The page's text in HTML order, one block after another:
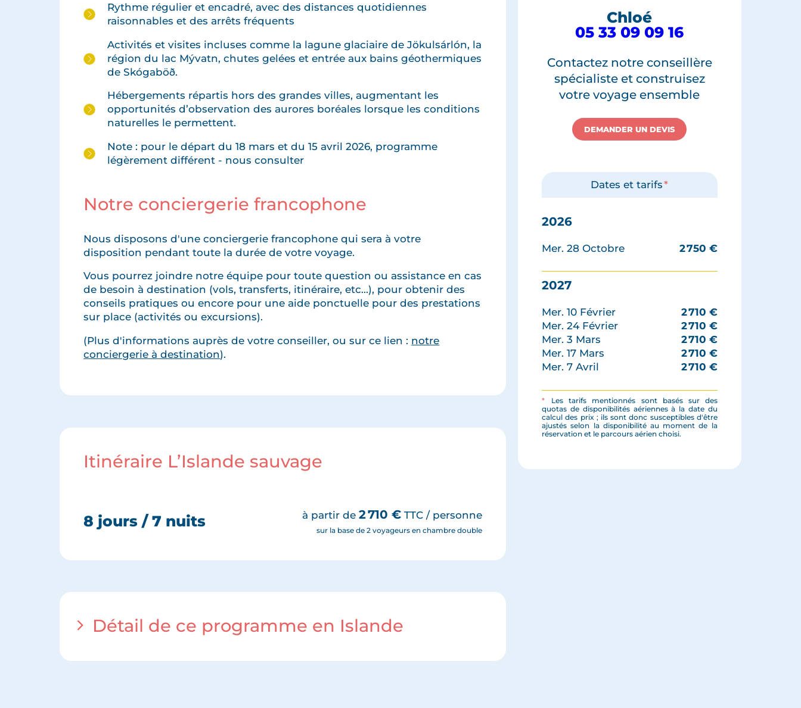
Rythme régulier et encadré, avec des distances quotidiennes
raisonnables et des arrêts fréquents
Activités et visites incluses comme la lagune glaciaire de Jökulsárlón, la
région du lac Mývatn, chutes gelées et entrée aux bains géothermiques
de Skógaböð.
Hébergements répartis hors des grandes villes, augmentant les
opportunités d’observation des aurores boréales lorsque les conditions
naturelles le permettent.
Note : pour le départ du 18 mars et du 15 avril 2026, programme
légèrement différent - nous consulter
Notre conciergerie francophone
Nous disposons d'une conciergerie francophone qui sera à votre
disposition pendant toute la durée de votre voyage.
Vous pourrez joindre notre équipe pour toute question ou assistance en cas
de besoin à destination (vols, transferts, itinéraire, etc...), pour obtenir des
conseils pratiques ou encore pour une aide ponctuelle pour des prestations
sur place (activités ou excursions).
(Plus d'informations auprès de votre conseiller, ou sur ce lien : notre
conciergerie à destination).
Itinéraire L’Islande sauvage
8 jours / 7 nuits à partir de2 710€ TTC / personne
sur la base de 2 voyageurs en chambre double
Détail de ce programme en Islande
Chloé
05 33 09 09 16
Contactez notre conseillère
spécialiste et construisez
votre voyage ensemble
DEMANDER UN DEVIS
Dates et tarifs*
2026
Mer. 28 Octobre 2 750 €
2027
Mer. 10 Février 2 710 €
Mer. 24 Février
2 710 €
Mer. 3 Mars
2 710 €
Mer. 17 Mars
2 710 €
Mer. 7 Avril
2 710 €
*
Les tarifs mentionnés sont basés sur des
quotas de disponibilités aériennes à la date du
calcul des prix ; ils sont donc susceptibles d'être
ajustés selon la disponibilité au moment de la
réservation et le parcours aérien choisi.